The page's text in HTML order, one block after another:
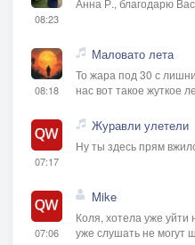
08:23
08:18
Маловато лета
То жара под 30 с
нас вот такое жуткое
07:17
Журавли улетели
Ну ты здесь прям
07:06
Mike
Коля, хотела уже уйти
уже слушать не могут